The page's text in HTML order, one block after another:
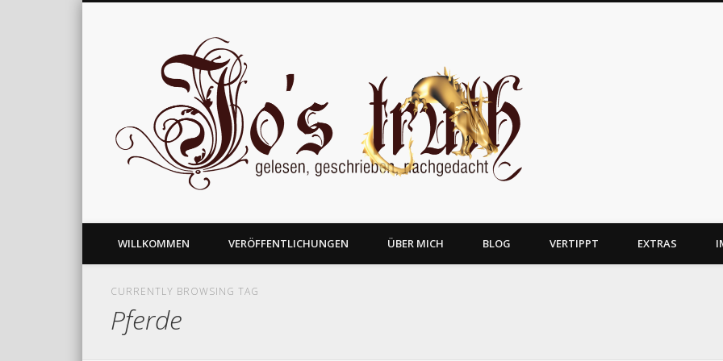
gelesen, geschrieben und nachgedacht
WILLKOMMEN VERÖFFENTLICHUNGEN ÜBER MICH BLOG VERTIPPT EXTRAS
CURRENTLY BROWSING TAG
Pferde